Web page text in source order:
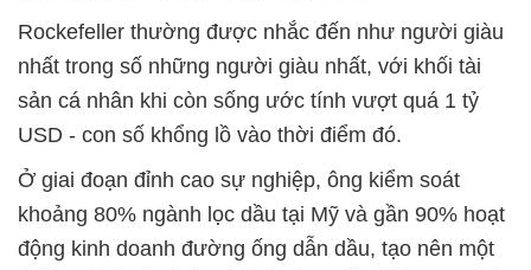
Rockefeller thường được nhắc đến như người giàu
nhất trong số những người giàu nhất, với khối tài
sản cá nhân khi còn sống ước tính vượt quá 1 tỷ
USD - con số khổng lồ vào thời điểm đó.
Ở giai đoạn đỉnh cao sự nghiệp, ông kiểm soát
khoảng 80% ngành lọc dầu tại Mỹ và gần 90% hoạt
động kinh doanh đường ống dẫn dầu, tạo nên một